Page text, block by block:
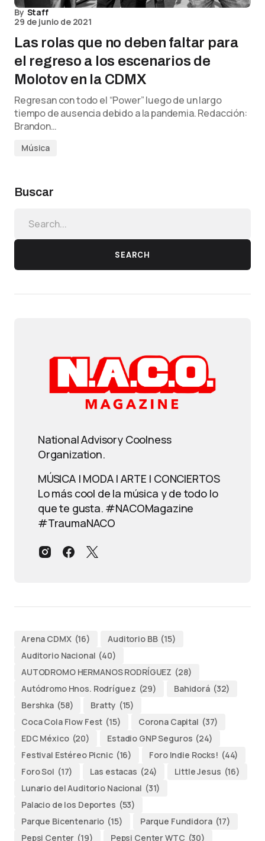
By Staff
29 de junio de 2021
Las rolas que no deben faltar para
el regreso a los escenarios de
Molotov en la CDMX
Regresan con todo el “Power” luego de un largo
tiempo de ausencia debido a la pandemia. Redacción:
Brandon…
Música
Buscar
SEARCH
National Advisory Coolness
Organization.
MÚSICA | MODA | ARTE | CONCIERTOS
Lo más cool de la música y de todo lo
que te gusta. #NACOMagazine
#TraumaNACO
Arena CDMX (16) Auditorio BB (15)
Auditorio Nacional (40)
AUTODROMO HERMANOS RODRÍGUEZ (28)
Autódromo Hnos. Rodríguez (29) Bahidorá (32)
Bershka (58) Bratty (15)
Coca Cola Flow Fest (15) Corona Capital (37)
EDC México (20) Estadio GNP Seguros (24)
Festival Estéreo Picnic (16) Foro Indie Rocks! (44)
Foro Sol (17) Las estacas (24) Little Jesus (16)
Lunario del Auditorio Nacional (31)
Palacio de los Deportes (53)
Parque Bicentenario (15) Parque Fundidora (17)
Pepsi Center (19) Pepsi Center WTC (30)